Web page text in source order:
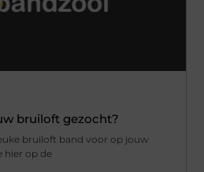
bruiloft gezocht?
bruiloft band voor op jouw
hier op de